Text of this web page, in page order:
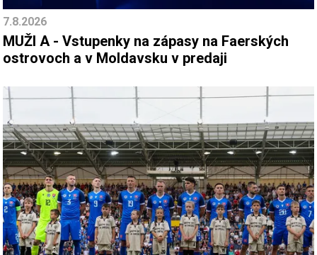
7.8.2026
MUŽI A - Vstupenky na zápasy na Faerských
ostrovoch a v Moldavsku v predaji